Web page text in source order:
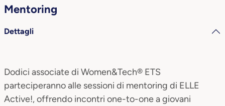
Mentoring
Dettagli
Dodici associate di Women&Tech® ETS
parteciperanno alle sessioni di mentoring di ELLE
Active!, offrendo incontri one-to-one a giovani